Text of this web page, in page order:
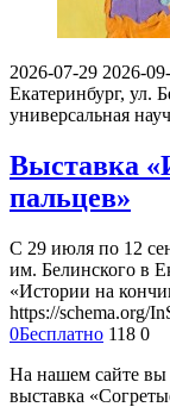
2026-07-29 2026-
Екатеринбург, ул.
универсальная
Выставка
пальцев»
С 29 июля по 12
им. Белинского в
«Истории на
https://schema.org/
0Бесплатно 118 0
На нашем сайте
выставка